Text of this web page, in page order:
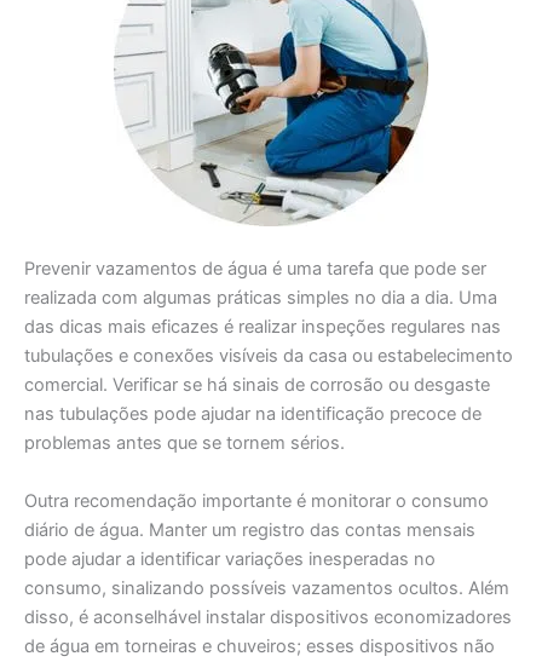
Prevenir vazamentos de água é uma tarefa que pode ser
realizada com algumas práticas simples no dia a dia. Uma
das dicas mais eficazes é realizar inspeções regulares nas
tubulações e conexões visíveis da casa ou estabelecimento
comercial. Verificar se há sinais de corrosão ou desgaste
nas tubulações pode ajudar na identificação precoce de
problemas antes que se tornem sérios.
Outra recomendação importante é monitorar o consumo
diário de água. Manter um registro das contas mensais
pode ajudar a identificar variações inesperadas no
consumo, sinalizando possíveis vazamentos ocultos. Além
disso, é aconselhável instalar dispositivos economizadores
de água em torneiras e chuveiros; esses dispositivos não